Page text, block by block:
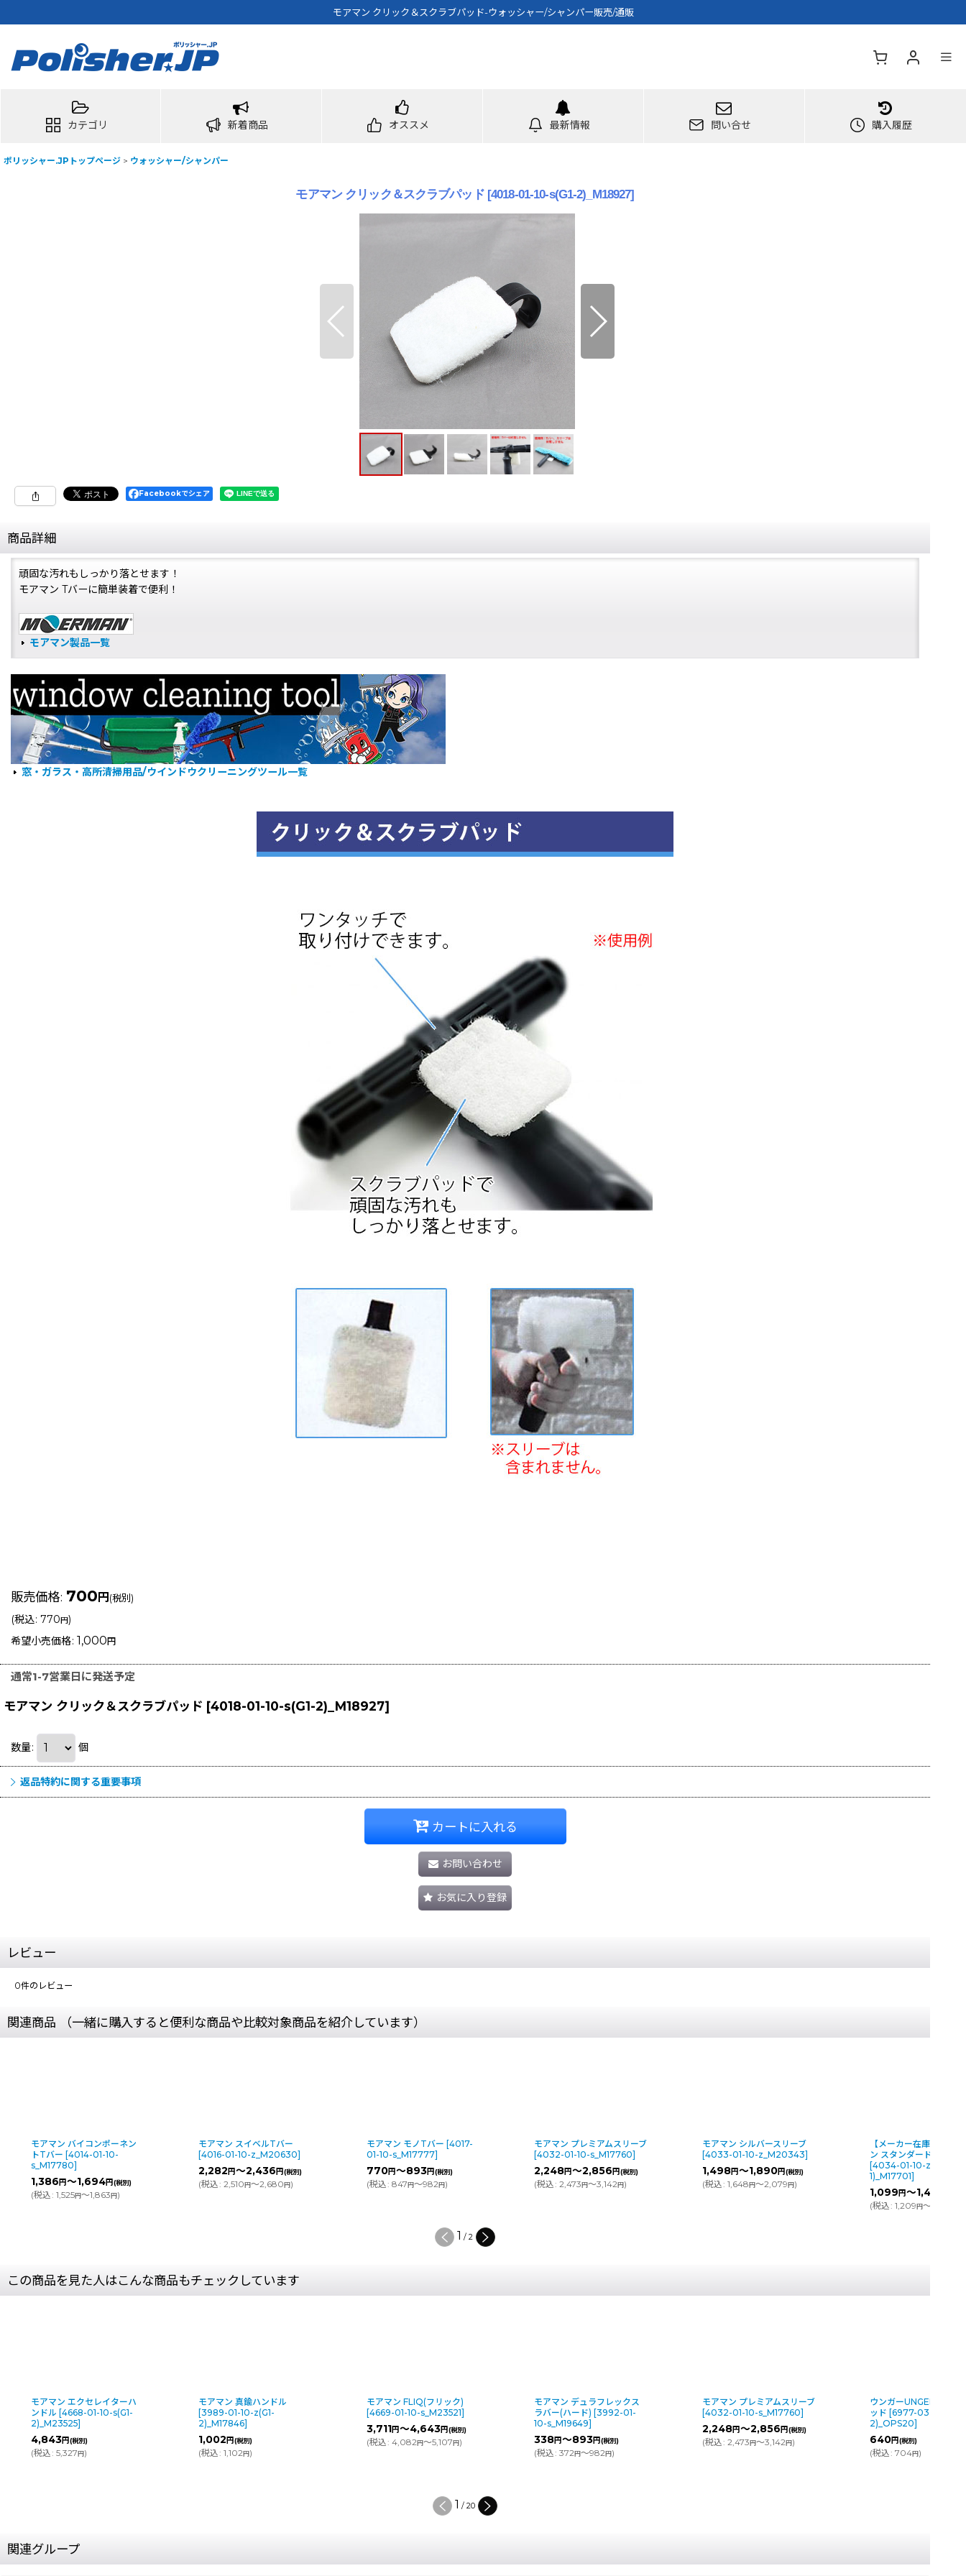
モアマン クリック＆スクラブパッド-ウォッシャー/シャンパー販売/通販
カテゴリ 新着商品 オススメ 最新情報 問い合せ 購入履歴
ポリッシャー.JPトップページ > ウォッシャー/シャンパー
モアマン クリック＆スクラブパッド [4018-01-10-s(G1-2)_M18927]
Facebookでシェア
商品詳細
頑固な汚れもしっかり落とせます！
モアマン Tバーに簡単装着で便利！
モアマン製品一覧
窓・ガラス・高所清掃用品/ウインドウクリーニングツール一覧
販売価格: 700円(税別)
(税込: 770円)
希望小売価格: 1,000 円
通常1-7営業日に発送予定
モアマン クリック＆スクラブパッド [4018-01-10-s(G1-2)_M18927]
数量: 個
返品特約に関する重要事項
カートに入れる
お問い合わせ
お気に入り登録
レビュー
0件のレビュー
関連商品 （一緒に購入すると便利な商品や比較対象商品を紹介しています）
モアマン バイコンポーネン
トTバー [4014-01-10-
s_M17780]
1,386 円～1,694円(税別)
(税込: 1,525円～1,863円)
モアマン スイベルTバー
[4016-01-10-z_M20630]
2,282円～2,436円(税別)
(税込: 2,510円～2,680円)
モアマン モノTバー [4017-
01-10-s_M17777]
770円～893円(税別)
(税込: 847円～982円)
モアマン プレミアムスリーブ
[4032-01-10-s_M17760]
2,248円～2,856円(税別)
(税込: 2,473円～3,142円)
モアマン シルバースリーブ
[4033-01-10-z_M20343]
1,498円～1,890円(税別)
(税込: 1,648円～2,079円)
【メーカー在庫限り】
ン スタンダードスリーブ
[4034-01-10-z(G1-
1)_M17701]
1,099 円～1,498
(税込: 1,209円～1,648
1 / 2
この商品を見た人はこんな商品もチェックしています
モアマン エクセレイターハ
ンドル [4668-01-10-s(G1-
2)_M23525]
4,843円(税別)
(税込: 5,327円)
モアマン 真鍮ハンドル
[3989-01-10-z(G1-
2)_M17846]
1,002円(税別)
(税込: 1,102円)
モアマン FLIQ(フリック)
[4669-01-10-s_M23521]
3,711円～4,643円(税別)
(税込: 4,082円～5,107円)
モアマン デュラフレックス
ラバー(ハード) [3992-01-
10-s_M19649]
338円～893円(税別)
(税込: 372円～982円)
モアマン プレミアムスリーブ
[4032-01-10-s_M17760]
2,248円～2,856 円(税別)
(税込: 2,473円～3,142円)
ウンガーUNGER スクラ
ッド [6977-03-10-
2)_OPS20]
640円(税別)
(税込: 704円)
1 / 20
関連グループ